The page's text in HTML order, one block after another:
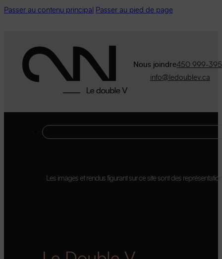
Passer au contenu principal Passer au pied de page
Nous joindre450 999-
info@ledoublev.ca
Les images et rendus figurant sur ce site sont des